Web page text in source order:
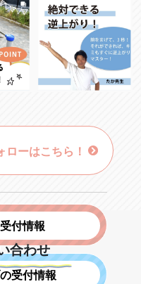
付情報
受付情報
ローはこちら！
合わせ